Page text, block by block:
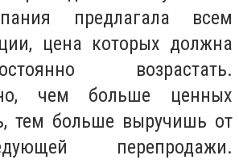
предлагала всем
цена которых должна
возрастать.
чем больше ценных
тем больше выручишь от
перепродажи.